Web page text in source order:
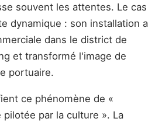
souvent les attentes. Le cas
dynamique : son installation a
dans le district de
et transformé l'image de
portuaire.
ce phénomène de «
par la culture ». La